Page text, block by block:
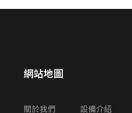
網站地圖
關於我們 設備介紹